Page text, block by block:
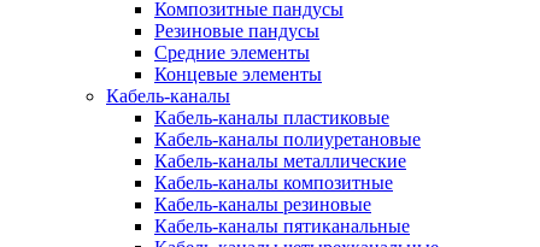
Композитные пандусы
Резиновые пандусы
Средние элементы
Концевые элементы
Кабель-каналы
Кабель-каналы пластиковые
Кабель-каналы полиуретановые
Кабель-каналы металлические
Кабель-каналы композитные
Кабель-каналы резиновые
Кабель-каналы пятиканальные